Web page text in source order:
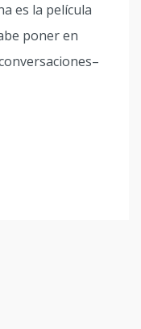
es la película
poner en